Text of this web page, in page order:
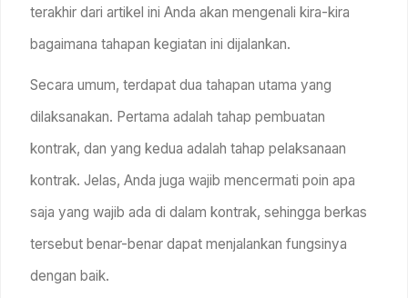
terakhir dari artikel ini Anda akan mengenali kira-kira
bagaimana tahapan kegiatan ini dijalankan.
Secara umum, terdapat dua tahapan utama yang
dilaksanakan. Pertama adalah tahap pembuatan
kontrak, dan yang kedua adalah tahap pelaksanaan
kontrak. Jelas, Anda juga wajib mencermati poin apa
saja yang wajib ada di dalam kontrak, sehingga berkas
tersebut benar-benar dapat menjalankan fungsinya
dengan baik.